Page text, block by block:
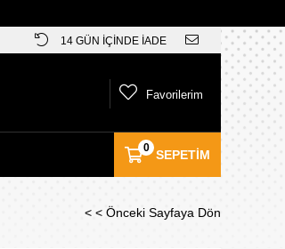
14 GÜN İÇİNDE İADE
SEPETIM
0
Favorilerim
< < Önceki Sayfaya Dön